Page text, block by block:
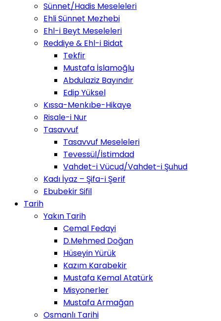
Sünnet/Hadis Meseleleri
Ehli Sünnet Mezhebi
Ehl-i Beyt Meseleleri
Reddiye & Ehl-i Bidat
Tekfir
Mustafa İslamoğlu
Abdulaziz Bayındır
Edip Yüksel
Kıssa-Menkıbe-Hikaye
Risale-i Nur
Tasavvuf
Tasavvuf Meseleleri
Tevessül/İstimdad
Vahdet-i Vücud/Vahdet-i Şuhud
Kadı İyaz – Şifa-i Şerif
Ebubekir Sifil
Tarih
Yakın Tarih
Cemal Fedayi
D.Mehmed Doğan
Hüseyin Yürük
Kazım Karabekir
Mustafa Kemal Atatürk
Misyonerler
Mustafa Armağan
Osmanlı Tarihi